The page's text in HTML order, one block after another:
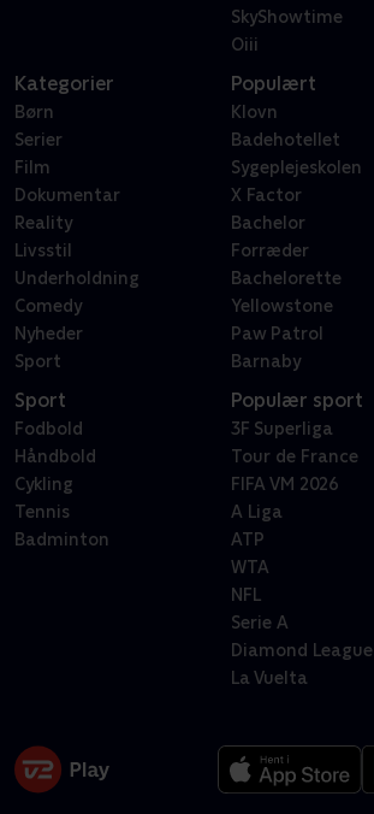
SkyShowtime
Oiii
Kategorier
Børn
Serier
Film
Dokumentar
Reality
Livsstil
Underholdning
Comedy
Nyheder
Sport
Populært
Klovn
Badehotellet
Sygeplejeskolen
X Factor
Bachelor
Forræder
Bachelorette
Yellowstone
Paw Patrol
Barnaby
Sport
Fodbold
Håndbold
Cykling
Tennis
Badminton
Populær sport
3F Superliga
Tour de France
FIFA VM 2026
A Liga
ATP
WTA
NFL
Serie A
Diamond League
La Vuelta